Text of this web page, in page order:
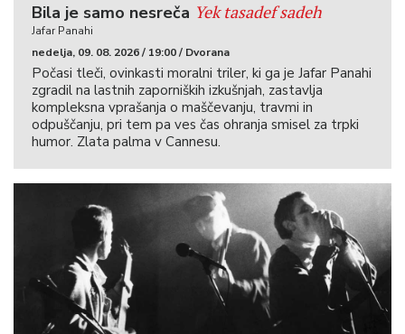
Bila je samo nesreča Yek tasadef sadeh
Jafar Panahi
nedelja, 09. 08. 2026 / 19:00 / Dvorana
Počasi tleči, ovinkasti moralni triler, ki ga je Jafar Panahi
zgradil na lastnih zaporniških izkušnjah, zastavlja
kompleksna vprašanja o maščevanju, travmi in
odpuščanju, pri tem pa ves čas ohranja smisel za trpki
humor. Zlata palma v Cannesu.